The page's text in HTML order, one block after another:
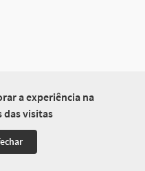
a experiência na
das visitas